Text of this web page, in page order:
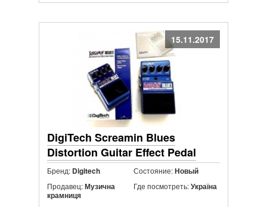
15.11.2017
DigiTech Screamin Blues
Distortion Guitar Effect Pedal
Бренд: Digitech Состояние:Новый
Продавец:Музична
крамниця
Где посмотреть:Україна